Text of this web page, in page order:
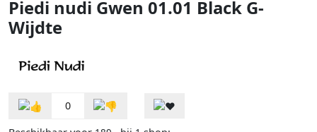
Piedi nudi Gwen 01.01 Black G-
Wijdte
0